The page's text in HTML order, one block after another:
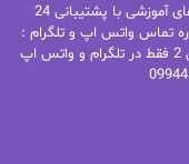
سایت اخودان مرجع کامل رمان و کتاب و فایل های آموزشی با پشتیبانی 24
تماس واتس اپ و تلگرام :
عباس علی میرزائی 09221706572 شماره پشتیبانی 2 فقط در تلگرام و واتس اپ